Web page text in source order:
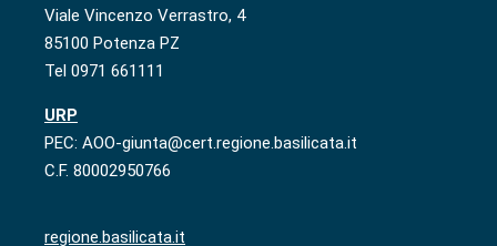
Viale Vincenzo Verrastro, 4
85100 Potenza PZ
Tel 0971 661111
URP
PEC: AOO-giunta@cert.regione.basilicata.it
C.F. 80002950766
regione.basilicata.it